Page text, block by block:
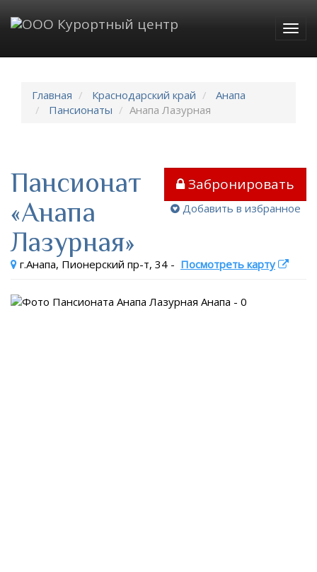
Главная Краснодарский край
Анапа
Пансионаты
Анапа Лазурная
Забронировать
Добавить в избранное
Пансионат
«Анапа
Лазурная»
г.Анапа, Пионерский пр-т, 34 - Посмотреть карту